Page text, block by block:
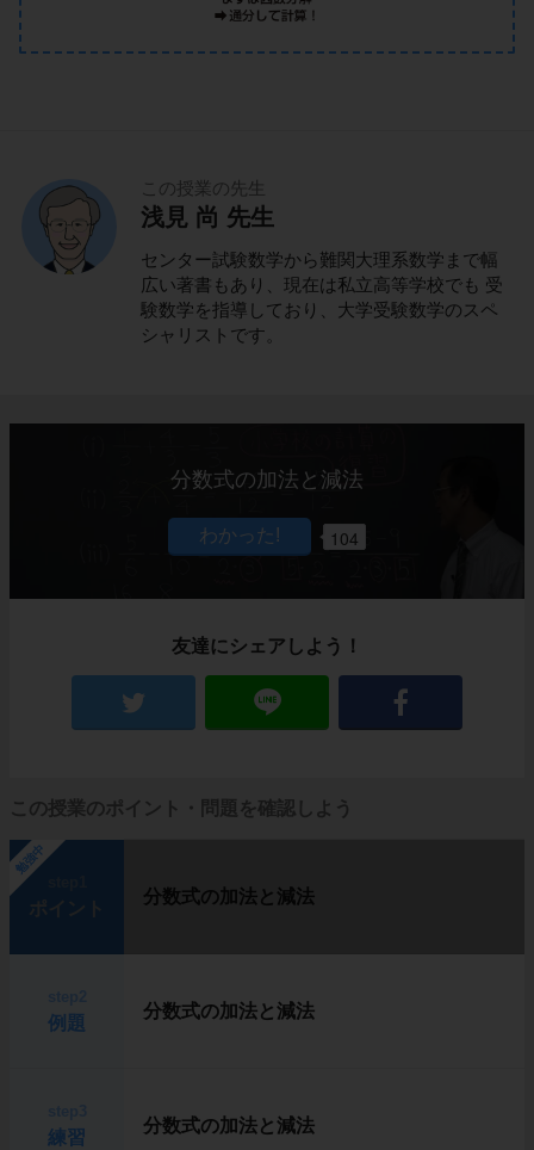
この授業の先生
浅見 尚 先生
センター試験数学から難関大理系数学まで幅
広い著書もあり、現在は私立高等学校でも 受
験数学を指導しており、大学受験数学のスペ
シャリストです。
分数式の加法と減法
104
友達にシェアしよう！
この授業のポイント・問題を確認しよう
勉強中
分数式の加法と減法
例題
分数式の加法と減法
練習
分数式の加法と減法